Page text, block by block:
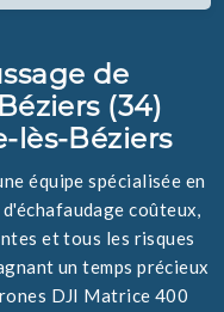
de
(34)
lès-Béziers
équipe spécialisée en
coûteux,
et tous les risques
un temps précieux
DJI Matrice 400